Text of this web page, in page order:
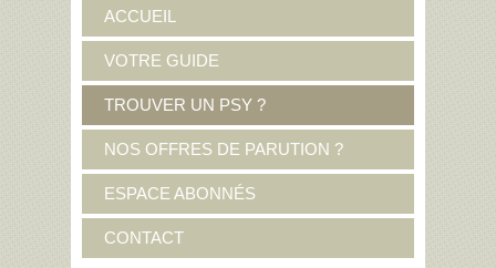
ACCUEIL
VOTRE GUIDE
TROUVER UN PSY ?
NOS OFFRES DE PARUTION ?
ESPACE ABONNÉS
CONTACT